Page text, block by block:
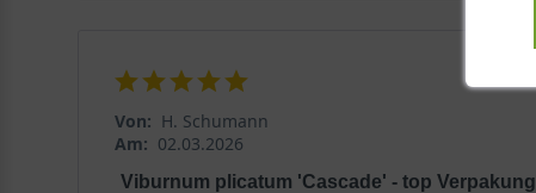
Von: H. Schumann
Am: 02.03.2026
Viburnum plicatum 'Cascade' - top Verpakung